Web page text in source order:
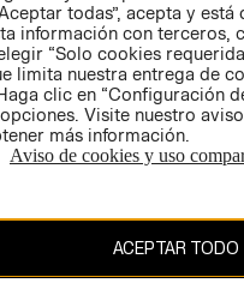
todas”, acepta y está
información con terceros,
“Solo cookies
limita nuestra entrega de
clic en “Configuración
Visite nuestro
más información.
Aviso de cookies y uso
ACEPTAR TODO